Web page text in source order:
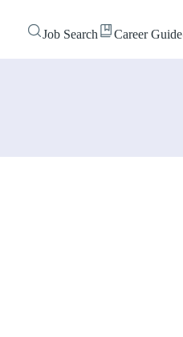
Job Search Career Guide